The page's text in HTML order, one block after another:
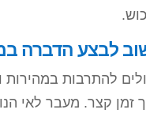
לבצע הדברה
להתרבות במהירות
זמן קצר. מעבר לאי